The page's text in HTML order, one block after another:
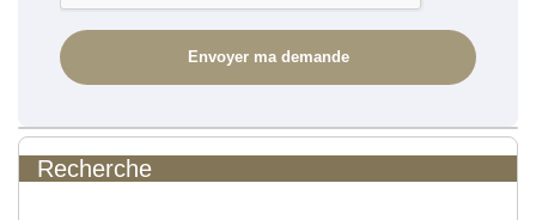
Recherche